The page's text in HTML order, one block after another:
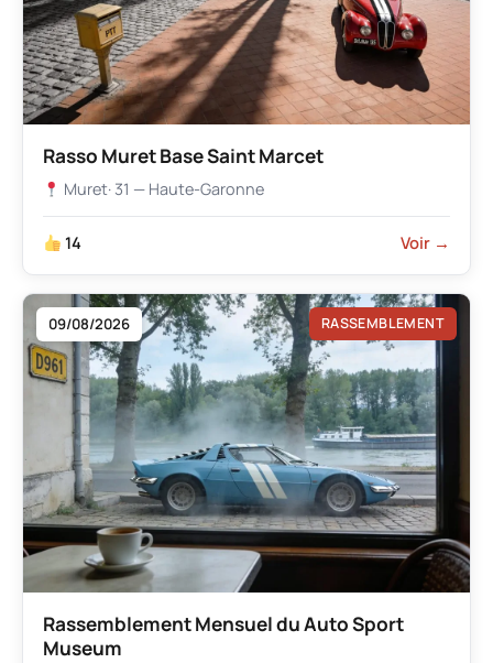
Rasso Muret Base Saint Marcet
Muret· 31 — Haute-Garonne
14 Voir →
09/08/2026 RASSEMBLEMENT
Rassemblement Mensuel du Auto Sport
Museum